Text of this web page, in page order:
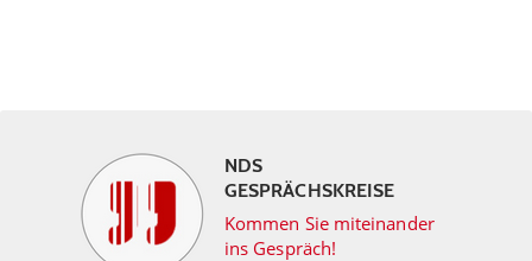
NDS
GESPRÄCHSKREISE
Kommen Sie miteinander
ins Gespräch!